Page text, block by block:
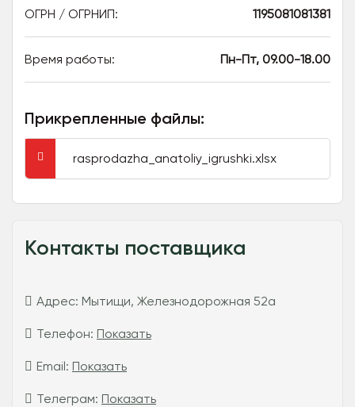
ОГРН / ОГРНИП: 1195081081381
Время работы: Пн-Пт, 09.00-18.00
Прикрепленные файлы:
rasprodazha_anatoliy_igrushki.xlsx
Контакты поставщика
Адрес: Мытищи, Железнодорожная 52а
Телефон: Показать
Email: Показать
Телеграм: Показать